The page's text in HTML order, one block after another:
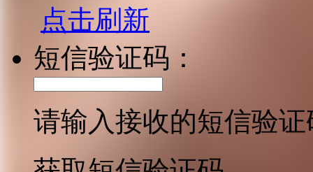
点击刷新
短信验证码：
请输入接收的短信验证